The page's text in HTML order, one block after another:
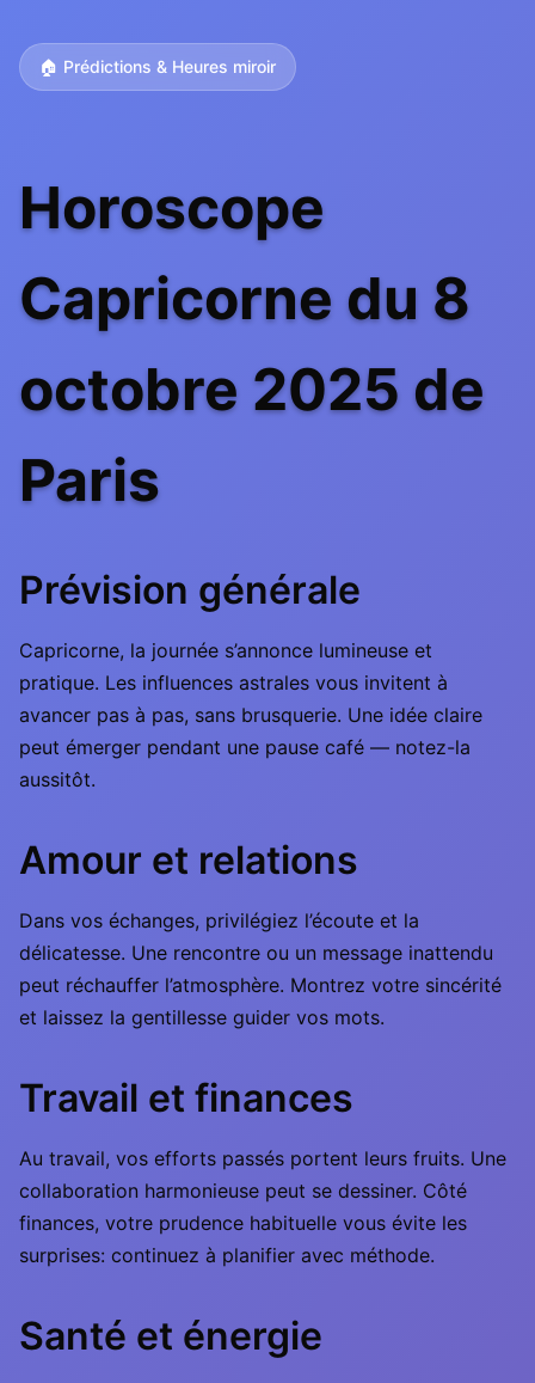
🏠 Prédictions & Heures miroir
Horoscope
Capricorne du 8
octobre 2025 de
Paris
Prévision générale
Capricorne, la journée s’annonce lumineuse et
pratique. Les influences astrales vous invitent à
avancer pas à pas, sans brusquerie. Une idée claire
peut émerger pendant une pause café — notez-la
aussitôt.
Amour et relations
Dans vos échanges, privilégiez l’écoute et la
délicatesse. Une rencontre ou un message inattendu
peut réchauffer l’atmosphère. Montrez votre sincérité
et laissez la gentillesse guider vos mots.
Travail et finances
Au travail, vos efforts passés portent leurs fruits. Une
collaboration harmonieuse peut se dessiner. Côté
finances, votre prudence habituelle vous évite les
surprises: continuez à planifier avec méthode.
Santé et énergie